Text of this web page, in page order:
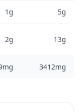
1g 5g
2g 13g
3412mg